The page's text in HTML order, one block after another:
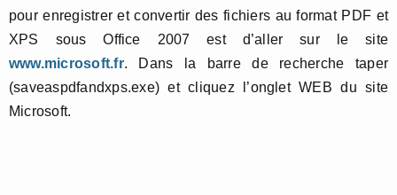
pour enregistrer et convertir des fichiers au format PDF et
XPS sous Office 2007 est d’aller sur le site
www.microsoft.fr. Dans la barre de recherche taper
(saveaspdfandxps.exe) et cliquez l’onglet WEB du site
Microsoft.